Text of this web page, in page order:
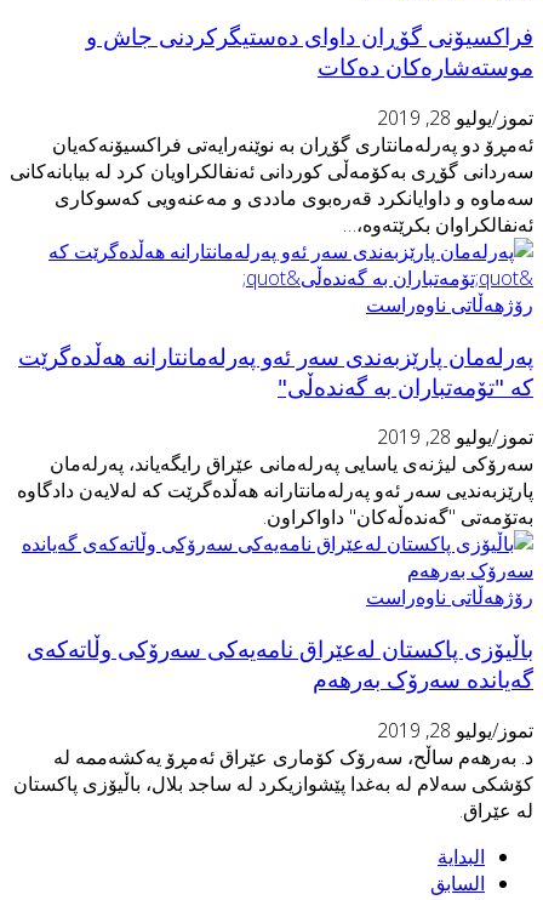
گۆڕان داوای دەستیگركردنی جاش و
دەکات
يوليو 28, 2019
دو پەرلەمانتاری گۆڕان بە نوێنەرایەتی فراكسیۆنەكەیان
گۆڕی بەكۆمەڵی كوردانی ئەنفالكراویان كرد لە بیابانەكانی
و داوایانكرد قەرەبوی ماددی و مەعنەویی کەسوکاری
بکرێتەوە،…
ناوەراست
پارێزبه‌ندی سه‌ر ئەو په‌رله‌مانتارانە هەڵدەگرێت
"تۆمەتباران بە گه‌نده‌ڵی"
يوليو 28, 2019
لیژنه‌ی یاسایی په‌رله‌مانی عێراق رایگەیاند، پەرلەمان
سه‌ر ئەو پەرلەمانتارانە هەڵدەگرێت کە لەلایەن دادگاوە
"گه‌نده‌ڵه‌كان" داواکراون.
ناوەراست
پاکستان لەعێراق نامەیەکی سەرۆکی وڵاتەکەی
سەرۆک بەرهەم
يوليو 28, 2019
بەرھەم ساڵح، سەرۆک کۆماری عێراق ئەمڕۆ یەکشەممە لە
سەلام لە بەغدا پێشوازیکرد لە ساجد بلال، باڵیۆزی پاکستان
عێراق.
البداية
السابق